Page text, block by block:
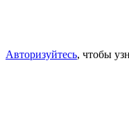
Авторизуйтесь, чтобы